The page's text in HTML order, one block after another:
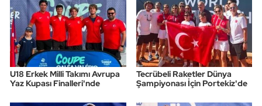
U18 Erkek Milli Takımı Avrupa
Yaz Kupası Finalleri'nde
Tecrübeli Raketler Dünya
Şampiyonası İçin Portekiz'de
Yelken
Yüzme